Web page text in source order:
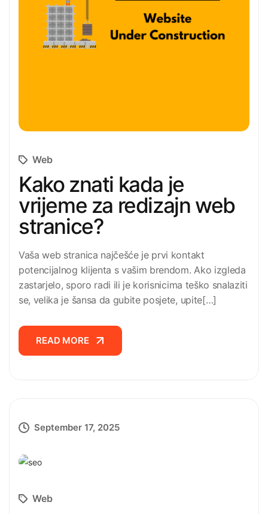
Web
Kako znati kada je
vrijeme za redizajn web
stranice?
Vaša web stranica najčešće je prvi kontakt
potencijalnog klijenta s vašim brendom. Ako izgleda
zastarjelo, sporo radi ili je korisnicima teško snalaziti
se, velika je šansa da gubite posjete, upite[…]
READ MORE
September 17, 2025
Web